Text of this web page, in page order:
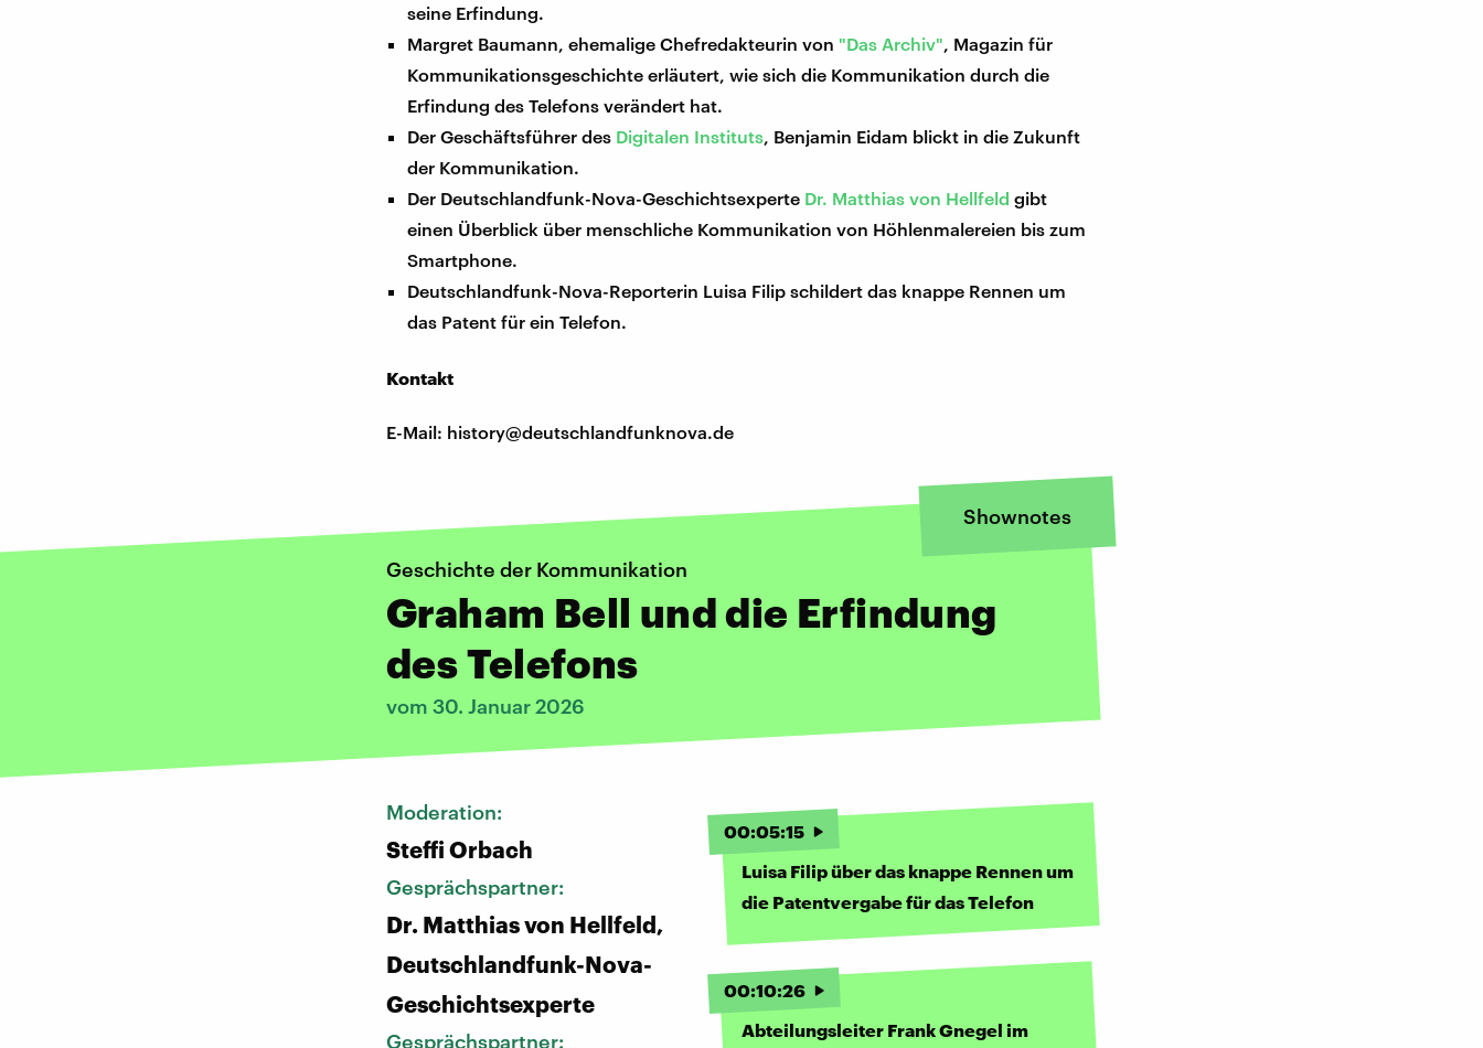
seine Erfindung.
Margret Baumann, ehemalige Chefredakteurin von "Das Archiv" , Magazin für
Kommunikationsgeschichte erläutert, wie sich die Kommunikation durch die
Erfindung des Telefons verändert hat.
Der Geschäftsführer des Digitalen Instituts , Benjamin Eidam blickt in die Zukunft
der Kommunikation.
Der Deutschlandfunk-Nova-Geschichtsexperte Dr. Matthias von Hellfeld gibt
einen Überblick über menschliche Kommunikation von Höhlenmalereien bis zum
Smartphone.
Deutschlandfunk-Nova-Reporterin Luisa Filip schildert das knappe Rennen um
das Patent für ein Telefon.
Kontakt
E-Mail: history@deutschlandfunknova.de
Shownotes
Geschichte der Kommunikation
Graham Bell und die Erfindung
des Telefons
vom 30. Januar 2026
Moderation:
Steffi Orbach
Gesprächspartner:
Dr. Matthias von Hellfeld,
Deutschlandfunk-Nova-
Geschichtsexperte
Gesprächspartner:
00:05:15
Luisa Filip über das knappe Rennen um
die Patentvergabe für das Telefon
00:10:26
Abteilungsleiter Frank Gnegel im